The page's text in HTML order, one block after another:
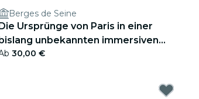
Berges de Seine
Ursprünge von Paris in einer
unbekannten immersiven
- Geschenkgutschein
30,00 €